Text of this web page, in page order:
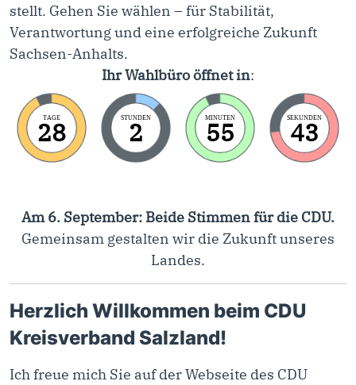
stellt. Gehen Sie wählen – für Stabilität,
Verantwortung und eine erfolgreiche Zukunft
Sachsen-Anhalts.
Ihr Wahlbüro öffnet in:
TAGE
28 STUNDEN
2 MINUTEN
55 SEKUNDEN
42
Am 6. September: Beide Stimmen für die CDU.
Gemeinsam gestalten wir die Zukunft unseres
Landes.
Herzlich Willkommen beim CDU
Kreisverband Salzland!
Ich freue mich Sie auf der Webseite des CDU